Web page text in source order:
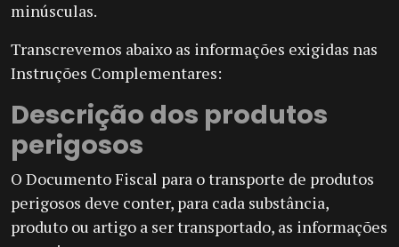
minúsculas.
Transcrevemos abaixo as informações exigidas nas
Instruções Complementares:
Descrição dos produtos
perigosos
O Documento Fiscal para o transporte de produtos
perigosos deve conter, para cada substância,
produto ou artigo a ser transportado, as informações